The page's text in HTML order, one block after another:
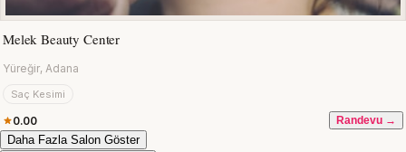
Melek Beauty Center
Yüreğir, Adana
Saç Kesimi
0.00 Randevu →
Daha Fazla Salon Göster